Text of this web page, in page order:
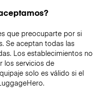
que preocuparte por si
Se aceptan todas las
Los establecimientos no
los servicios de
solo es válido si el